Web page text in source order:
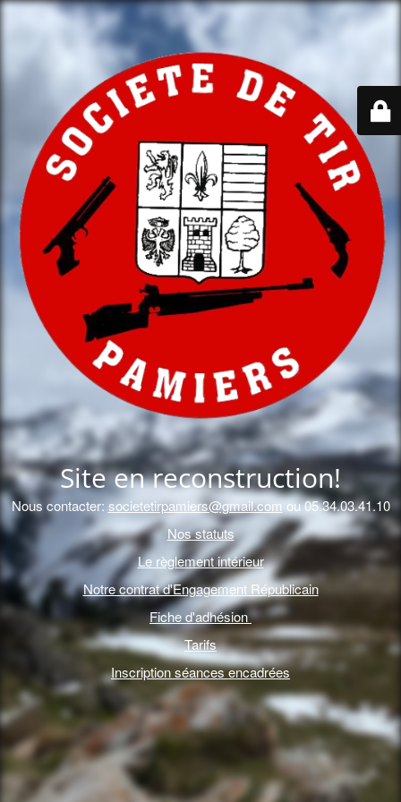
Site en reconstruction!
Nous contacter: societetirpamiers@gmail.com ou 05.34.03.41.10
Nos statuts
Le règlement intérieur
Notre contrat d'Engagement Républicain
Fiche d'adhésion
Tarifs
Inscription séances encadrées